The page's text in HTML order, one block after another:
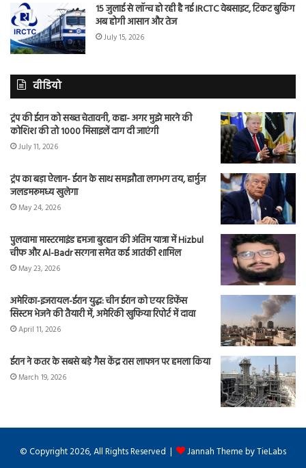
15 जुलाई से लॉन्च हो रही है नई IRCTC वेबसाइट, टिकट बुकिंग
अब होगी आसान और तेज
July 15, 2026
वीडियो
ट्रंप की ईरान को सख्त चेतावनी, कहा- अगर मुझे मारने की
कोशिश की तो 1000 मिसाइलें दाग दी जाएंगी
July 11, 2026
ट्रंप का बड़ा ऐलान- ईरान के साथ समझौता लगभग तय, हार्मुज
जलडमरूमध्य खुलेगा
May 24, 2026
पुलवामा मास्टरमाइंड हमजा बुरहान की अंतिम यात्रा में Hizbul
चीफ और Al-Badr सरगना समेत कई आतंकी शामिल
May 23, 2026
अमेरिका-इजरायल-ईरान युद्ध: चीन ईरान को एयर डिफेंस
सिस्टम भेजने की तैयारी में, अमेरिकी खुफिया रिपोर्ट में दावा
April 11, 2026
ईरान ने कतर के सबसे बड़े गैस केंद्र रास लाफान पर हमला किया
March 19, 2026
© Copyright 2026, All Rights Reserved | Jannah Theme by TieLabs